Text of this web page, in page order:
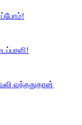
வந்ததுதான்